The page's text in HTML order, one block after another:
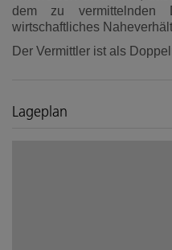
dem zu vermittelnden
wirtschaftliches
Der Vermittler ist als
Lageplan